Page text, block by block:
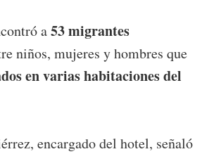
a53 migrantes
niños, mujeres y hombres que
en varias habitaciones del
encargado del hotel, señaló